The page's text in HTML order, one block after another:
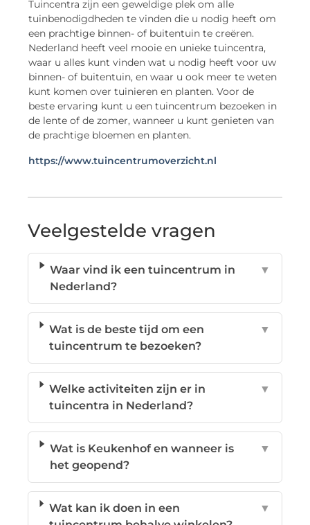
Tuincentra zijn een geweldige plek om alle
tuinbenodigdheden te vinden die u nodig heeft om
een prachtige binnen- of buitentuin te creëren.
Nederland heeft veel mooie en unieke tuincentra,
waar u alles kunt vinden wat u nodig heeft voor uw
binnen- of buitentuin, en waar u ook meer te weten
kunt komen over tuinieren en planten. Voor de
beste ervaring kunt u een tuincentrum bezoeken in
de lente of de zomer, wanneer u kunt genieten van
de prachtige bloemen en planten.
https://www.tuincentrumoverzicht.nl
Veelgestelde vragen
Waar vind ik een tuincentrum in
Nederland?
▼
Wat is de beste tijd om een
tuincentrum te bezoeken?
▼
Welke activiteiten zijn er in
tuincentra in Nederland?
▼
Wat is Keukenhof en wanneer is
het geopend?
▼
Wat kan ik doen in een
▼